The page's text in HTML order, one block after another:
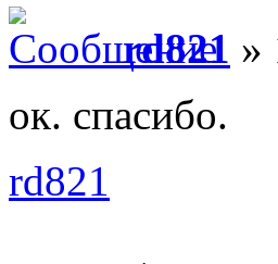
rd821 »
ок. спасибо.
rd821